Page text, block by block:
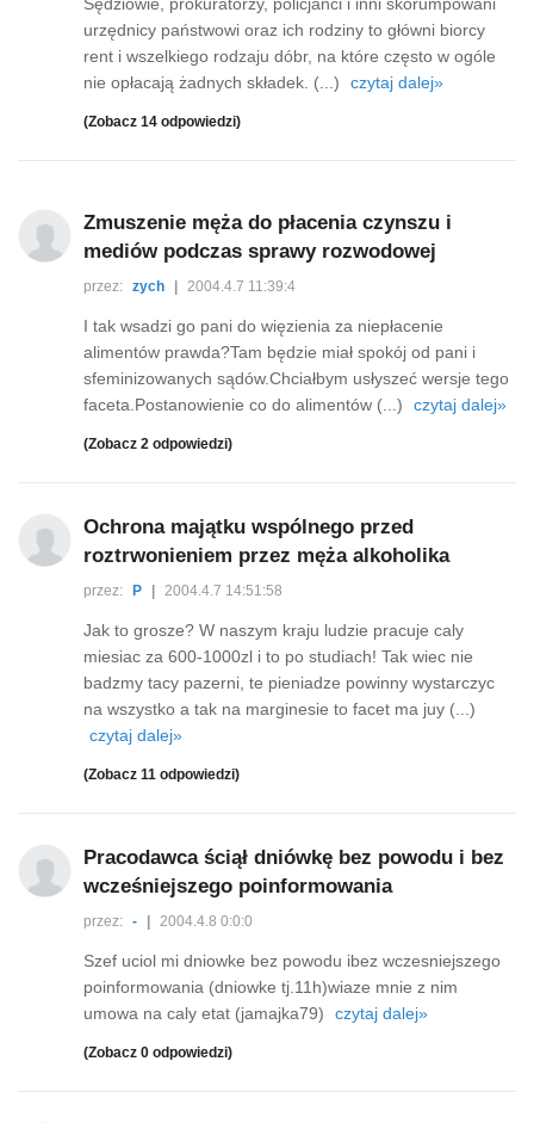
urzędnicy państwowi oraz ich rodziny to główni biorcy
rent i wszelkiego rodzaju dóbr, na które często w ogóle
nie opłacają żadnych składek. (...)
czytaj dalej»
(Zobacz 14 odpowiedzi)
Zmuszenie męża do płacenia czynszu i
mediów podczas sprawy rozwodowej
przez: zych 2004.4.7 11:39:4
I tak wsadzi go pani do więzienia za niepłacenie
alimentów prawda?Tam będzie miał spokój od pani i
sfeminizowanych sądów.Chciałbym usłyszeć wersje tego
faceta.Postanowienie co do alimentów (...)
czytaj dalej»
(Zobacz 2 odpowiedzi)
Ochrona majątku wspólnego przed
roztrwonieniem przez męża alkoholika
przez: P 2004.4.7 14:51:58
Jak to grosze? W naszym kraju ludzie pracuje caly
miesiac za 600-1000zl i to po studiach! Tak wiec nie
badzmy tacy pazerni, te pieniadze powinny wystarczyc
na wszystko a tak na marginesie to facet ma juy (...)
czytaj dalej»
(Zobacz 11 odpowiedzi)
Pracodawca ściął dniówkę bez powodu i bez
wcześniejszego poinformowania
przez: - 2004.4.8 0:0:0
Szef uciol mi dniowke bez powodu ibez wczesniejszego
poinformowania (dniowke tj.11h)wiaze mnie z nim
umowa na caly etat (jamajka79)
czytaj dalej»
(Zobacz 0 odpowiedzi)